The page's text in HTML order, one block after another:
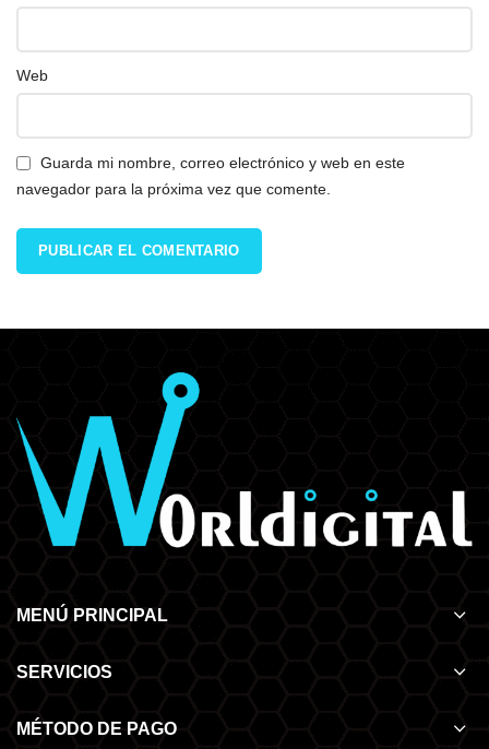
Web
Guarda mi nombre, correo electrónico y web en este
navegador para la próxima vez que comente.
MENÚ PRINCIPAL
SERVICIOS
MÉTODO DE PAGO